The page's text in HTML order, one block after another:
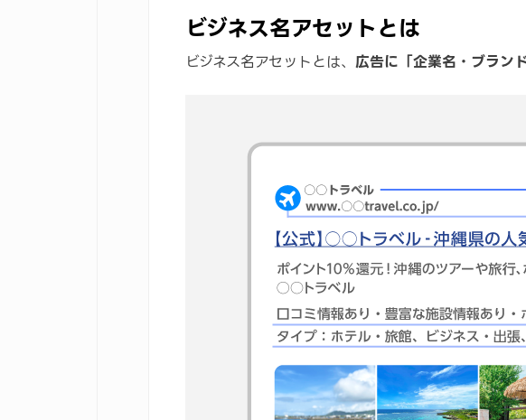
ビジネス名アセットとは
ビジネス名アセットとは、 広告に「企業名・ブラン